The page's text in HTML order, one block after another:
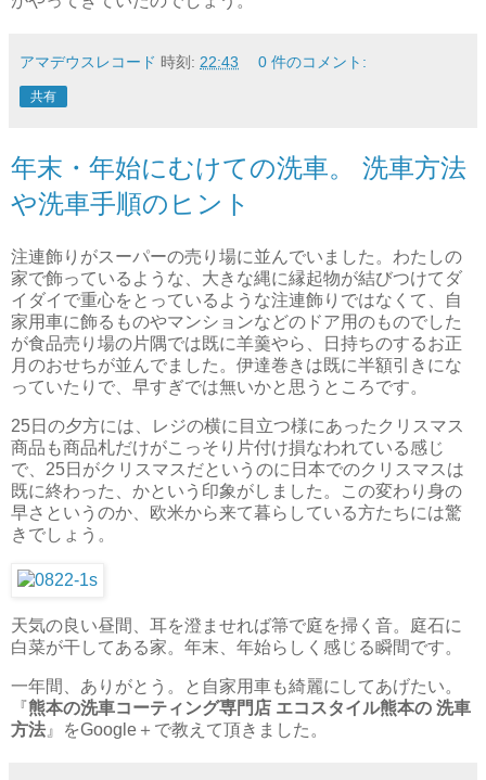
アマデウスレコード 時刻: 22:43 0 件のコメント:
共有
年末・年始にむけての洗車。 洗車方法
や洗車手順のヒント
注連飾りがスーパーの売り場に並んでいました。わたしの
家で飾っているような、大きな縄に縁起物が結びつけてダ
イダイで重心をとっているような注連飾りではなくて、自
家用車に飾るものやマンションなどのドア用のものでした
が食品売り場の片隅では既に羊羹やら、日持ちのするお正
月のおせちが並んでました。伊達巻きは既に半額引きにな
っていたりで、早すぎでは無いかと思うところです。
25日の夕方には、レジの横に目立つ様にあったクリスマス
商品も商品札だけがこっそり片付け損なわれている感じ
で、25日がクリスマスだというのに日本でのクリスマスは
既に終わった、かという印象がしました。この変わり身の
早さというのか、欧米から来て暮らしている方たちには驚
きでしょう。
天気の良い昼間、耳を澄ませれば箒で庭を掃く音。庭石に
白菜が干してある家。年末、年始らしく感じる瞬間です。
一年間、ありがとう。と自家用車も綺麗にしてあげたい。
『熊本の洗車コーティング専門店 エコスタイル熊本の 洗車
方法 』をGoogle＋で教えて頂きました。